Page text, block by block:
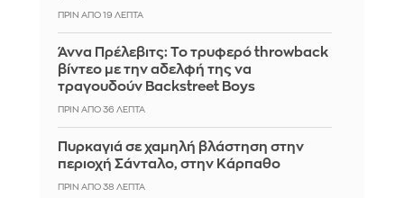
ΠΡΙΝ ΑΠΌ 19 ΛΕΠΤΆ
Άννα Πρέλεβιτς: Το τρυφερό throwback
βίντεο με την αδελφή της να
τραγουδούν Backstreet Boys
ΠΡΙΝ ΑΠΌ 36 ΛΕΠΤΆ
Πυρκαγιά σε χαμηλή βλάστηση στην
περιοχή Σάνταλο, στην Κάρπαθο
ΠΡΙΝ ΑΠΌ 38 ΛΕΠΤΆ